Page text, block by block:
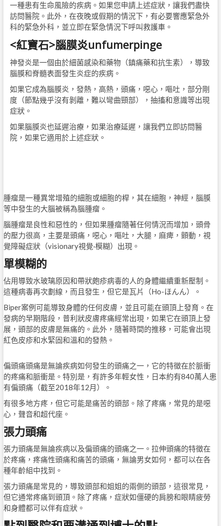
一種患有生命風險的疾病。如果您申請上述症狀，讓我們盡快
訪問醫院。此外，在夜晚或假期的情況下，有必要響應緊急外
科的緊急外科，並立即在緊急情況下呼叫救護車。
<紅寶石>腦膜炎unfumerpinge
神發炎是一個由於細菌感染和藥物（鎮痛藥和抗生素），導致
腦膜和脊髓表面發生炎症的疾病。
如果它成為腦膜炎，發熱，高熱，頭痛，噁心，嘔吐，部分剛
度（節點幾乎沒有剝離，難以彎曲頸部），抽搐和意識等出現
症狀。
如果腦膜炎也延遲治療，如果治療延遲，讓我們立即訪問醫
院，如果它適用於上述症狀。
腫瘤是一種異常增殖的細胞或細胞的桿，其在細胞，神經，腦膜
等中發生的大腦被稱為腦腫瘤。
腦腫瘤是良性和惡性的，但如果腫瘤隨著任何情況而增加，頭骨
的壓力很高，主要是頭痛，噁心，嘔吐，大腿，麻痺，顫動，視
覺障礙症狀（visionary視覺·模糊）出現。
單模糊的
佔用導致水玻璃原因和帶狀皰疹病毒的人的身體繼續重新壓制。
這種病毒再次劃線，而且發生，但它是瓦片（Ho-ほんん）。
Biper案例可能導致身體的任何皮膚，並且可能在頭頂上發育。在
發病的早期階段，普利狀皮膚疼痛經常出現，如果它在頭頂上發
展，頭部的皮膚是無痛的。此外，隨著時間的推移，可能會出現
紅色皮疹和水緊固和溫和的發熱。
偏頭痛頭痛是無論疾病如何發生的頭痛之一，它的特徵在於脈衝
的疼痛和脈衝是。特別是，有許多年輕女性，日本約有840萬人患
有偏頭痛（截至2018年12月）。
有很多地方疼，但它可能是痛苦的頭部。除了疼痛，常見的是噁
心，聲音和超代座。
張力頭痛
張力頭痛是無論疾病以及偏頭痛的頭痛之一。拉伸頭痛的特徵在
於疼痛，疼痛性頭痛和痛苦的頭痛，無論男女如何，都可以在各
種年齡組中找到。
張力頭痛是常見的，導致頭部和姐姐的兩側的頭部，這很常見，
但它通常疼痛到頭頂。除了疼痛，症狀如僵硬的肩膀和眼睛疲勞
和身體都可以伴有症狀。